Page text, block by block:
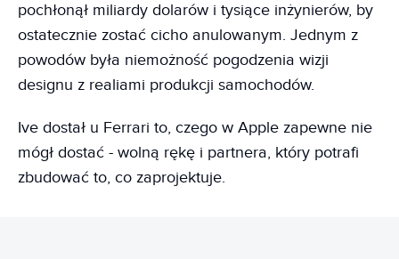
pochłonął miliardy dolarów i tysiące inżynierów, by
ostatecznie zostać cicho anulowanym. Jednym z
powodów była niemożność pogodzenia wizji
designu z realiami produkcji samochodów.
Ive dostał u Ferrari to, czego w Apple zapewne nie
mógł dostać - wolną rękę i partnera, który potrafi
zbudować to, co zaprojektuje.